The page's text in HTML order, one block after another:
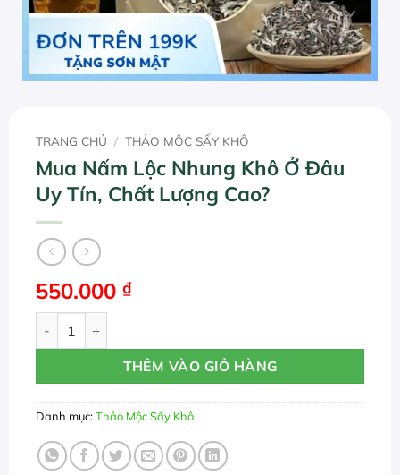
TRANG CHỦ / THẢO MỘC SẤY KHÔ
Mua Nấm Lộc Nhung Khô Ở Đâu
Uy Tín, Chất Lượng Cao?
550.000 ₫
THÊM VÀO GIỎ HÀNG
Danh mục:Thảo Mộc Sấy Khô